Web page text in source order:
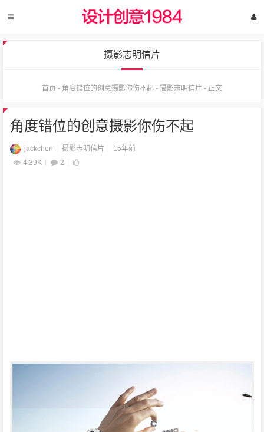
摄影志明信片
首页 - 角度错位的创意摄影你伤不起 - 摄影志明信片 - 正文
角度错位的创意摄影你伤不起
jackchen 摄影志明信片
15年前
4.39K
2